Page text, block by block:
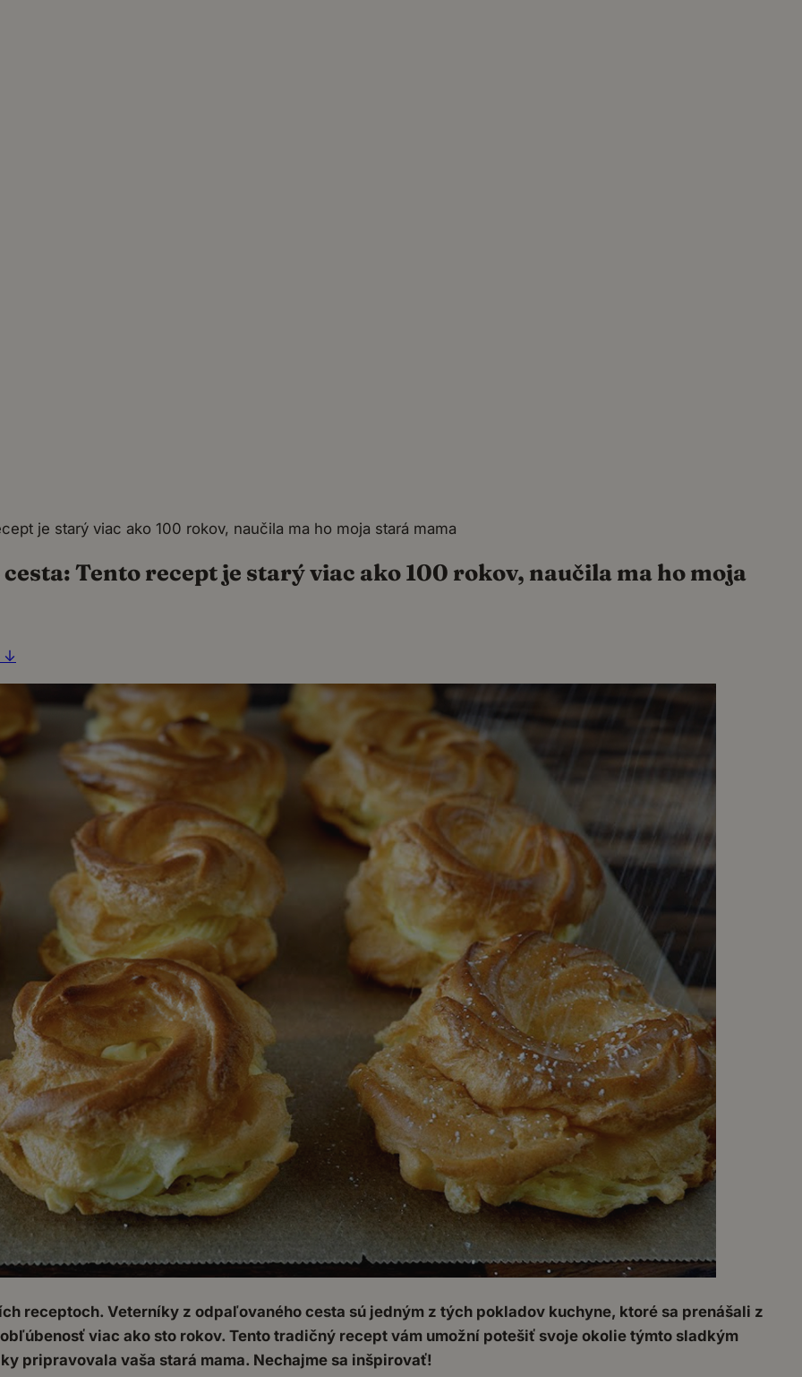
je starý viac ako 100 rokov, naučila ma ho moja stará mama
Tento recept je starý viac ako 100 rokov, naučila ma ho moja
↓
receptoch. Veterníky z odpaľovaného cesta sú jedným z tých pokladov kuchyne, ktoré sa prenášali z
viac ako sto rokov. Tento tradičný recept vám umožní potešiť svoje okolie týmto sladkým
pripravovala vaša stará mama. Nechajme sa inšpirovať!